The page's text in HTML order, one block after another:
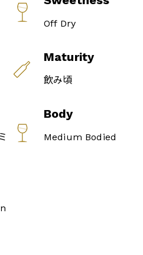
Off Dry
Maturity
飲み頃
Body
Medium Bodied